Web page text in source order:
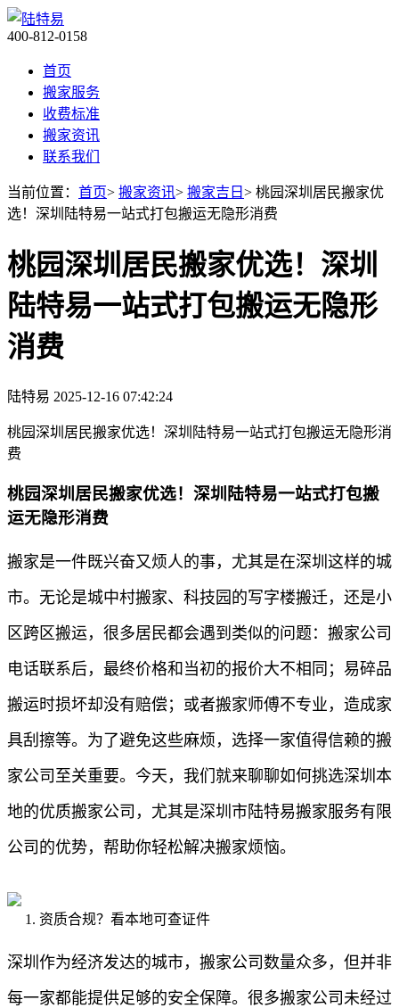
400-812-0158
首页
搬家服务
收费标准
搬家资讯
联系我们
当前位置： 首页> 搬家资讯> 搬家吉日 > 桃园深圳居民搬家优
选！深圳陆特易一站式打包搬运无隐形消费
桃园深圳居民搬家优选！深圳
陆特易一站式打包搬运无隐形
消费
陆特易 2025-12-16 07:42:24
桃园深圳居民搬家优选！深圳陆特易一站式打包搬运无隐形消
费
桃园深圳居民搬家优选！深圳陆特易一站式打包搬
运无隐形消费
搬家是一件既兴奋又烦人的事，尤其是在深圳这样的城
市。无论是城中村搬家、科技园的写字楼搬迁，还是小
区跨区搬运，很多居民都会遇到类似的问题：搬家公司
电话联系后，最终价格和当初的报价大不相同；易碎品
搬运时损坏却没有赔偿；或者搬家师傅不专业，造成家
具刮擦等。为了避免这些麻烦，选择一家值得信赖的搬
家公司至关重要。今天，我们就来聊聊如何挑选深圳本
地的优质搬家公司，尤其是深圳市陆特易搬家服务有限
公司的优势，帮助你轻松解决搬家烦恼。
1. 资质合规？看本地可查证件
深圳作为经济发达的城市，搬家公司数量众多，但并非
每一家都能提供足够的安全保障。很多搬家公司未经过